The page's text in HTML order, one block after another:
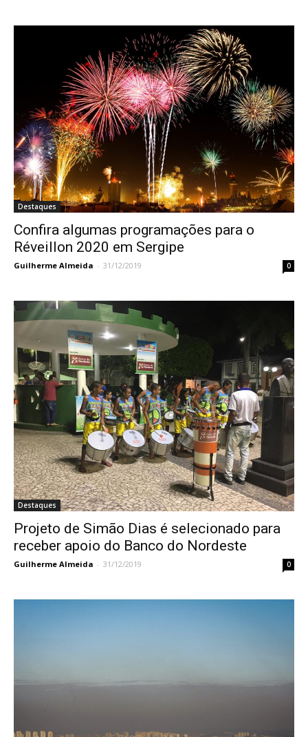
Destaques
Confira algumas programações para o
Réveillon 2020 em Sergipe
Guilherme Almeida - 31/12/2019 0
Destaques
Projeto de Simão Dias é selecionado para
receber apoio do Banco do Nordeste
Guilherme Almeida - 31/12/2019 0